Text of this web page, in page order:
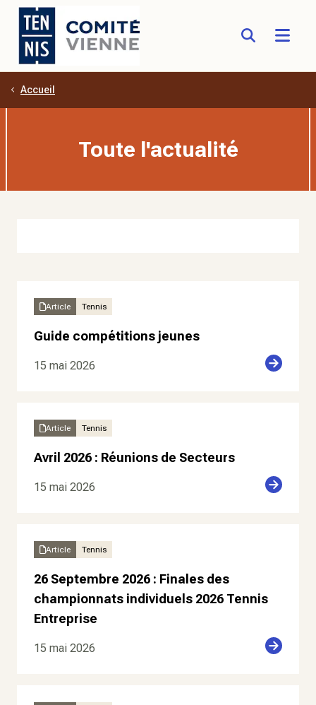
Aller au contenu principal
Accueil
Toute l'actualité
Article Tennis
Guide compétitions jeunes
15 mai 2026
Article Tennis
Avril 2026 : Réunions de Secteurs
15 mai 2026
Article Tennis
26 Septembre 2026 : Finales des
championnats individuels 2026 Tennis
Entreprise
15 mai 2026